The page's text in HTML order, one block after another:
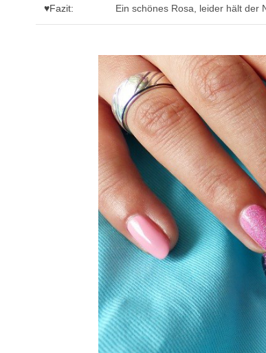
♥Fazit: Ein schönes Rosa, leider hält der